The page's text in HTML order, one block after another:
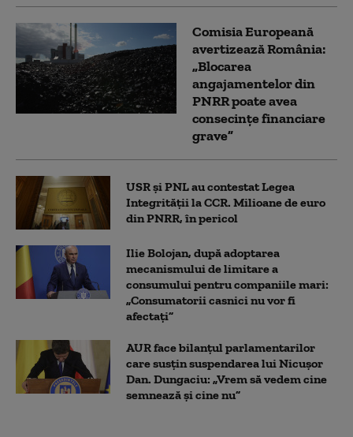
Comisia Europeană
avertizează România:
„Blocarea
angajamentelor din
PNRR poate avea
consecințe financiare
grave”
USR și PNL au contestat Legea
Integrității la CCR. Milioane de euro
din PNRR, în pericol
Ilie Bolojan, după adoptarea
mecanismului de limitare a
consumului pentru companiile mari:
„Consumatorii casnici nu vor fi
afectați”
AUR face bilanțul parlamentarilor
care susțin suspendarea lui Nicușor
Dan. Dungaciu: „Vrem să vedem cine
semnează și cine nu”